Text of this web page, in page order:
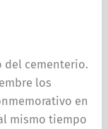
del cementerio.
los
en
mismo tiempo